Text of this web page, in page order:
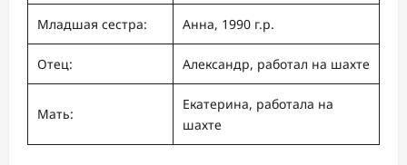
Младшая сестра: Анна, 1990 г.р.
Отец: Александр, работал на шахте
Мать:
Екатерина, работала на
шахте